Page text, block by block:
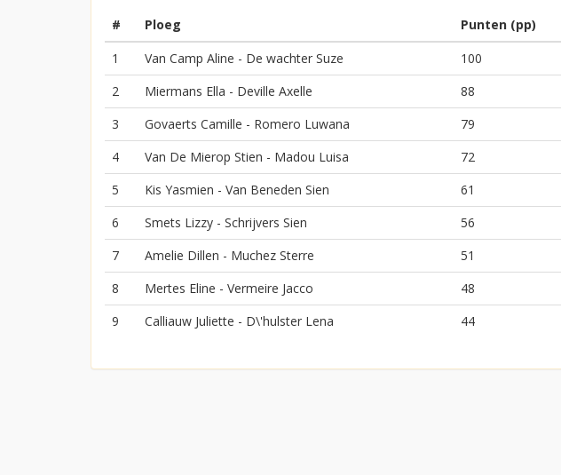
# Ploeg
Punten (pp)
1
Van Camp Aline - De wachter Suze
100
2
Miermans Ella - Deville Axelle
88
3
Govaerts Camille - Romero Luwana
79
4
Van De Mierop Stien - Madou Luisa
72
5
Kis Yasmien - Van Beneden Sien
61
6
Smets Lizzy - Schrijvers Sien
56
7
Amelie Dillen - Muchez Sterre
51
8
Mertes Eline - Vermeire Jacco
48
9
Calliauw Juliette - D\'hulster Lena 44